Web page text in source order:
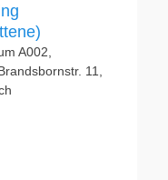
A002,
11,